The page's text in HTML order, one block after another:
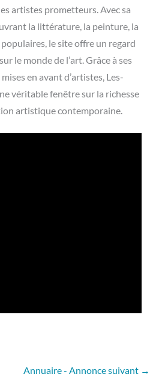
artistes prometteurs. Avec sa
la littérature, la peinture, la
le site offre un regard
le monde de l’art. Grâce à ses
en avant d’artistes, Les-
véritable fenêtre sur la richesse
artistique contemporaine.
Annuaire - Annonce suivant →